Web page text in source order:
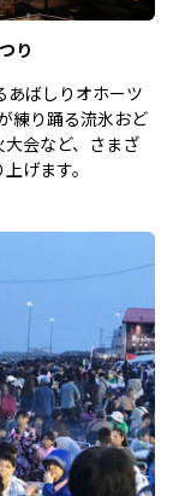
り
あばしりオホーツ
練り踊る流氷おど
大会など、さまざ
げます。